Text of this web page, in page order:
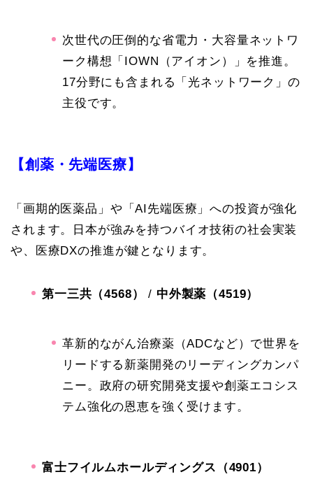
次世代の圧倒的な省電力・大容量ネットワ
ーク構想「IOWN（アイオン）」を推進。
17分野にも含まれる「光ネットワーク」の
主役です。
【創薬・先端医療】
「画期的医薬品」や「AI先端医療」への投資が強化
されます。日本が強みを持つバイオ技術の社会実装
や、医療DXの推進が鍵となります。
第一三共（4568） / 中外製薬（4519）
革新的ながん治療薬（ADCなど）で世界を
リードする新薬開発のリーディングカンパ
ニー。政府の研究開発支援や創薬エコシス
テム強化の恩恵を強く受けます。
富士フイルムホールディングス（4901）